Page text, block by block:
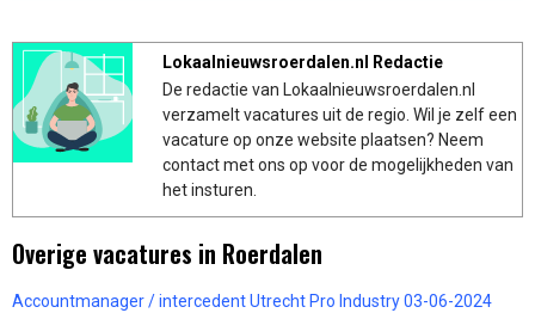
Lokaalnieuwsroerdalen.nl Redactie
De redactie van Lokaalnieuwsroerdalen.nl
verzamelt vacatures uit de regio. Wil je zelf een
vacature op onze website plaatsen? Neem
contact met ons op voor de mogelijkheden van
het insturen.
Overige vacatures in Roerdalen
Accountmanager / intercedent Utrecht Pro Industry 03-06-2024